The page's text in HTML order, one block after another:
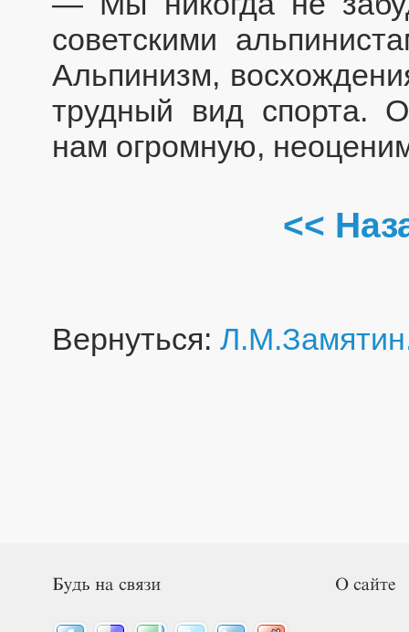
советскими
Альпинизм,
трудный вид спорта.
нам огромную,
<<
Вернуться: